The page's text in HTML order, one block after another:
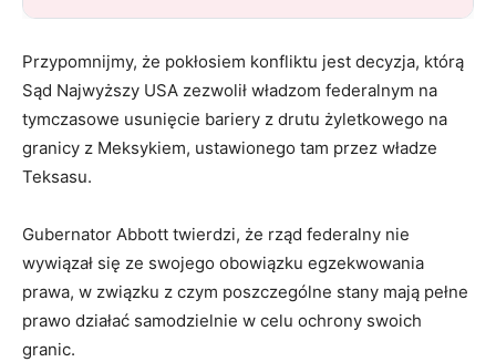
Przypomnijmy, że pokłosiem konfliktu jest decyzja, którą
Sąd Najwyższy USA zezwolił władzom federalnym na
tymczasowe usunięcie bariery z drutu żyletkowego na
granicy z Meksykiem, ustawionego tam przez władze
Teksasu.
Gubernator Abbott twierdzi, że rząd federalny nie
wywiązał się ze swojego obowiązku egzekwowania
prawa, w związku z czym poszczególne stany mają pełne
prawo działać samodzielnie w celu ochrony swoich
granic.